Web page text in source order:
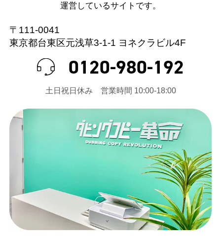
運営しているサイトです。
〒111-0041
東京都台東区元浅草3-1-1 ヨネクラビル4F
0120-980-192
⼟⽇祝⽇休み 営業時間 10:00-18:00